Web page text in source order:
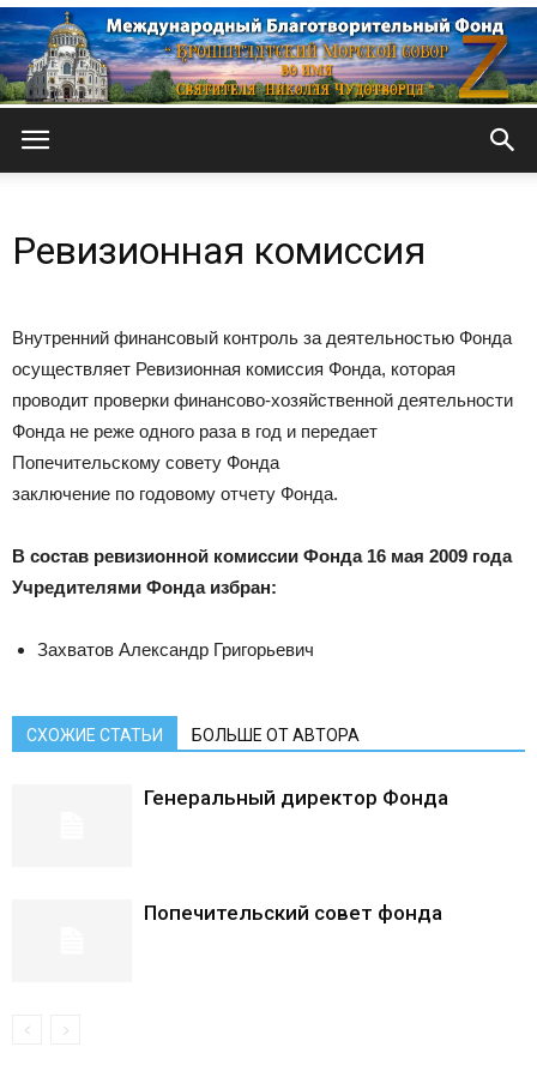
Морской
собор
Ревизионная комиссия
Внутренний финансовый контроль за деятельностью Фонда
осуществляет Ревизионная комиссия Фонда, которая
проводит проверки финансово-хозяйственной деятельности
Фонда не реже одного раза в год и передает
Попечительскому совету Фонда
заключение по годовому отчету Фонда.
В состав ревизионной комиссии Фонда 16 мая 2009 года
Учредителями Фонда избран:
Захватов Александр Григорьевич
СХОЖИЕ СТАТЬИ БОЛЬШЕ ОТ АВТОРА
Генеральный директор Фонда
Попечительский совет фонда